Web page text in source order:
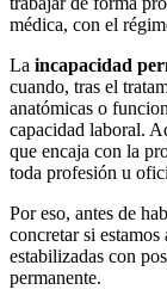
médica, con el
La incapacidad
cuando, tras el
anatómicas o
capacidad laboral.
que encaja con la
toda profesión u
Por eso, antes de
concretar si estamos
estabilizadas con
permanente.